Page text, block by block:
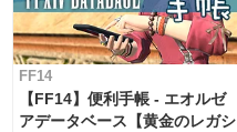
FF14
【FF14】便利手帳 - エオルゼ
アデータベース【黄金のレガシ